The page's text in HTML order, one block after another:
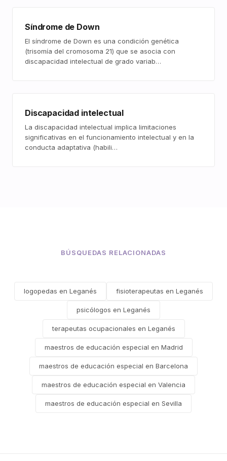
Síndrome de Down
El síndrome de Down es una condición genética
(trisomía del cromosoma 21) que se asocia con
discapacidad intelectual de grado variab…
Discapacidad intelectual
La discapacidad intelectual implica limitaciones
significativas en el funcionamiento intelectual y en la
conducta adaptativa (habili…
BÚSQUEDAS RELACIONADAS
logopedas en Leganés fisioterapeutas en Leganés
psicólogos en Leganés
terapeutas ocupacionales en Leganés
maestros de educación especial en Madrid
maestros de educación especial en Barcelona
maestros de educación especial en Valencia
maestros de educación especial en Sevilla